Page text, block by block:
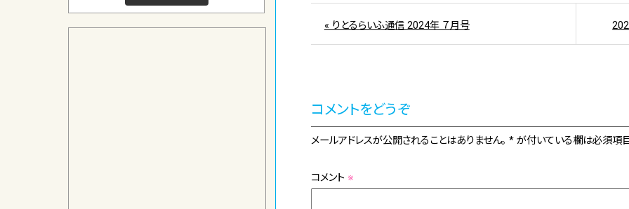
« りとるらいふ通信 2024年 ７月号
コメントをどうぞ
メールアドレスが公開されることはありません。 * が付いている欄は必須項目
コメント ※